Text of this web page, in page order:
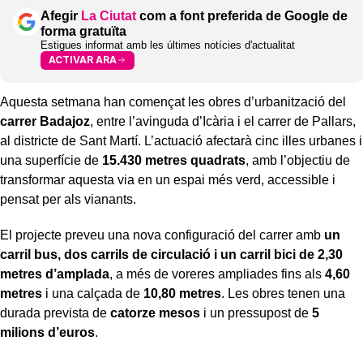
Afegir La Ciutat com a font preferida de Google de
forma gratuïta
Estigues informat amb les últimes notícies d'actualitat
ACTIVAR ARA
Aquesta setmana han començat les obres d’urbanització del
carrer Badajoz, entre l’avinguda d’Icària i el carrer de Pallars,
al districte de Sant Martí. L’actuació afectarà cinc illes urbanes i
una superfície de 15.430 metres quadrats, amb l’objectiu de
transformar aquesta via en un espai més verd, accessible i
pensat per als vianants.
El projecte preveu una nova configuració del carrer amb un
carril bus, dos carrils de circulació i un carril bici de 2,30
metres d’amplada, a més de voreres ampliades fins als 4,60
metres i una calçada de 10,80 metres. Les obres tenen una
durada prevista de catorze mesos i un pressupost de 5
milions d’euros.